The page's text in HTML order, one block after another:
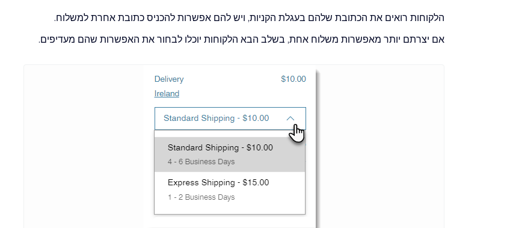
הלקוחות רואים את הכתובת שלהם בעגלת הקניות, ויש להם אפשרות להכניס כתובת אחרת למשלוח.
אם יצרתם יותר מאפשרות משלוח אחת, בשלב הבא הלקוחות יוכלו לבחור את האפשרות שהם מעדיפים.